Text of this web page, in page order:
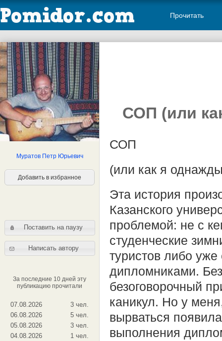
Прочитать
Муратов Петр Юрьевич
Добавить в избранное
Поставить на паузу
Написать автору
За последние 10 дней эту
публикацию прочитали
07.08.2026
3 чел.
06.08.2026
5 чел.
05.08.2026
3 чел.
04.08.2026
1 чел.
СОП (или
СОП
(или как я
Эта история
Казанского
проблемой: не с
студенческие
туристов либо
дипломниками.
безоговорочный
каникул. Но у
вырваться
выполнения